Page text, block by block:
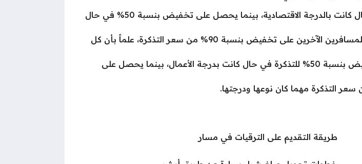
يحصل الطفل على تخفيض بنسبة 40% من سعر التذكرة في حال كانت بالدرجة الاقتصادية، بينما يحصل على تخفيض بنسبة 50% في حال
يحصل الطفل الرضيع الذي ليس لديه مقعد، ويجلس مع إحدى المسافرين الآخرين على تخفيض بنسبة 90% من سعر التذكرة، علماً بأن كل
يحصل الطفل الرضع الذي حجز مقعد له بشكل منفرد على تخفيض بنسبة 50% للتذكرة في حال كانت بدرجة الأعمال، بينما يحصل على
طريقة التقديم على الترقيات في مسار